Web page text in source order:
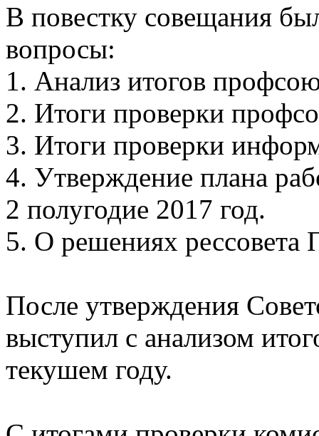
В повестку совещания
вопросы:
1. Анализ итогов
2. Итоги проверки
3. Итоги проверки
4. Утверждение плана
2 полугодие 2017 год.
5. О решениях рессовета
После утверждения
выступил с анализом
текушем году.